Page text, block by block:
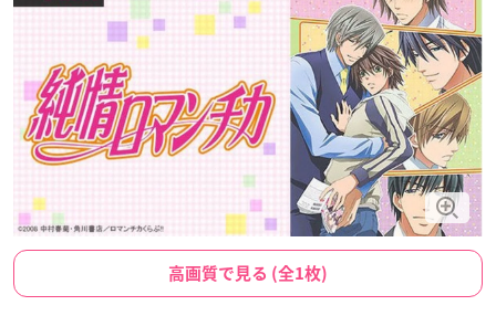
高画質で見る (全1枚)